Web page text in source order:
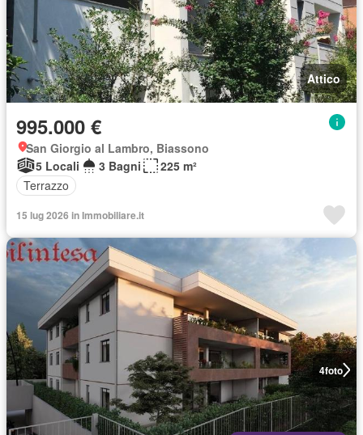
Attico
995.000 €
San Giorgio al Lambro, Biassono
5 Locali
3 Bagni
225 m²
Terrazzo
15 lug 2026 in Immobiliare.it
4foto